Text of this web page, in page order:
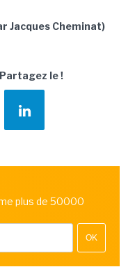
Jacques Cheminat)
Partagez le !
plus de 50000
OK